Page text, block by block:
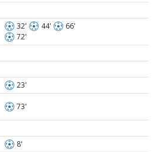
32' 44'
66'
72'
23'
73'
8'